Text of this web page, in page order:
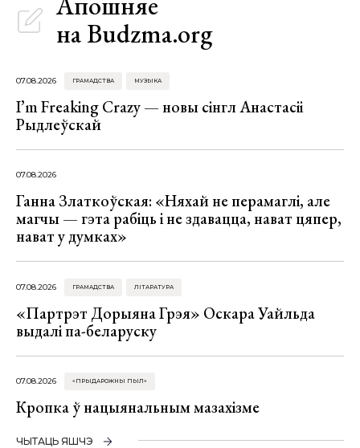
на Budzma.org
07.08.2026 ГРАМАДСТВА МУЗЫКА
I’m Freaking Crazy — новы сінгл Анастасіі
Рыдлеўскай
07.08.2026
Ганна Златкоўская: «Няхай не перамаглі, але
магчы — гэта рабіць і не здавацца, нават цяпер,
нават у думках»
07.08.2026 ГРАМАДСТВА ЛІТАРАТУРА
«Партрэт Дорыяна Грэя» Оскара Уайльда
выдалі па-беларуску
07.08.2026 «ПРЫДАРОЖНЫ ПЫЛ»
Кропка ў нацыянальным мазахізме
ЧЫТАЦЬ ЯШЧЭ